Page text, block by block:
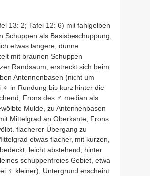
13: 2; Tafel 12: 6) mit fahlgelben
Schuppen als Basisbeschuppung,
etwas längere, dünne
mit braunen Schuppen
Randsaum, erstreckt sich beim
Antennenbasen (nicht um
♀ in Rundung bis kurz hinter die
Frons des ♂ median als
Mulde, zu Antennenbasen
Mittelgrad an Oberkante; Frons
flacherer Übergang zu
etwas flacher, mit kurzen,
leicht abstehend; hinter
schuppenfreies Gebiet, etwa
♀ kleiner), Untergrund erscheint